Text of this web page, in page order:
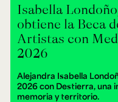
Isabella
obtiene la Beca
Artistas con
2026
Alejandra Isabella
2026 con Destierra, una
memoria y territorio.